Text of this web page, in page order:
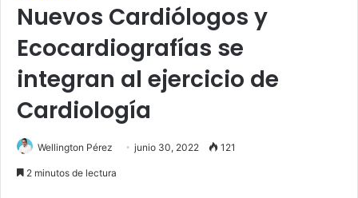
Nuevos Cardiólogos y
Ecocardiografías se
integran al ejercicio de
Cardiología
Wellington Pérez junio 30, 2022 121
2 minutos de lectura